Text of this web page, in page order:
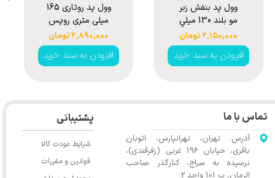
میلی متری
Rotary
9.BL230H
۲,۸۹۰,۰۰۰ تومان
افزودن به سبد
وول پد بنفش زبر
متري اس جي سي
Wool Cutting Pad
۲,۱۵۰,۰۰۰ تومان
افزودن به سبد خرید خرید
تماس با ما
آدرس: تهران، تهرانپارس، اتوبان
باقری، خیابان 196 غربی (زفرقندی)،
نرسیده به سراج، کنارگذر صاحب
الزمان، پ 101 واحد 2
پشتیبانی
شرایط عودت کالا
قوانین و مقررات